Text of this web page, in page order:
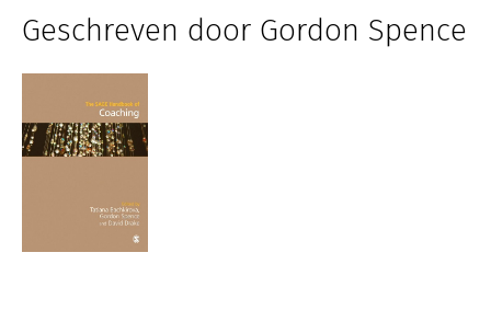
Geschreven door Gordon Spence